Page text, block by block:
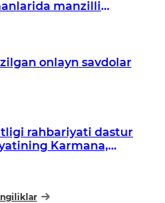
manzilli
onlayn savdolar
rahbariyati dastur
Karmana,